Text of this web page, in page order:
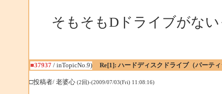
そもそもDドライブがな
■37937/ inTopicNo.9) Re[1]: ハードディスクドライブ（パーテ
□投稿者/ 老婆心 (2回)-(2009/07/03(Fri) 11:08:16)